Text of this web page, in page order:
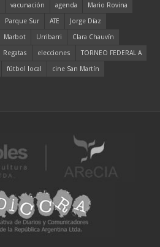
vacunación agenda
Mario Rovina
Parque Sur ATE
Jorge Díaz
Marbot Urribarri
Clara Chauvín
Regatas elecciones
TORNEO FEDERAL A
fútbol local cine San Martín